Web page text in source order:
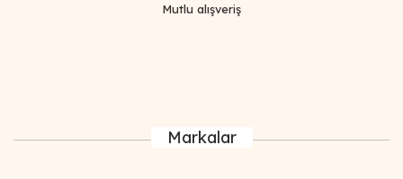
Mutlu alışveriş
Markalar